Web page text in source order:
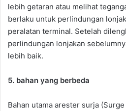
lebih getaran atau melihat
berlaku untuk perlindungan
peralatan terminal. Setelah
perlindungan lonjakan
lebih baik.
5. bahan yang berbeda
Bahan utama arester surja